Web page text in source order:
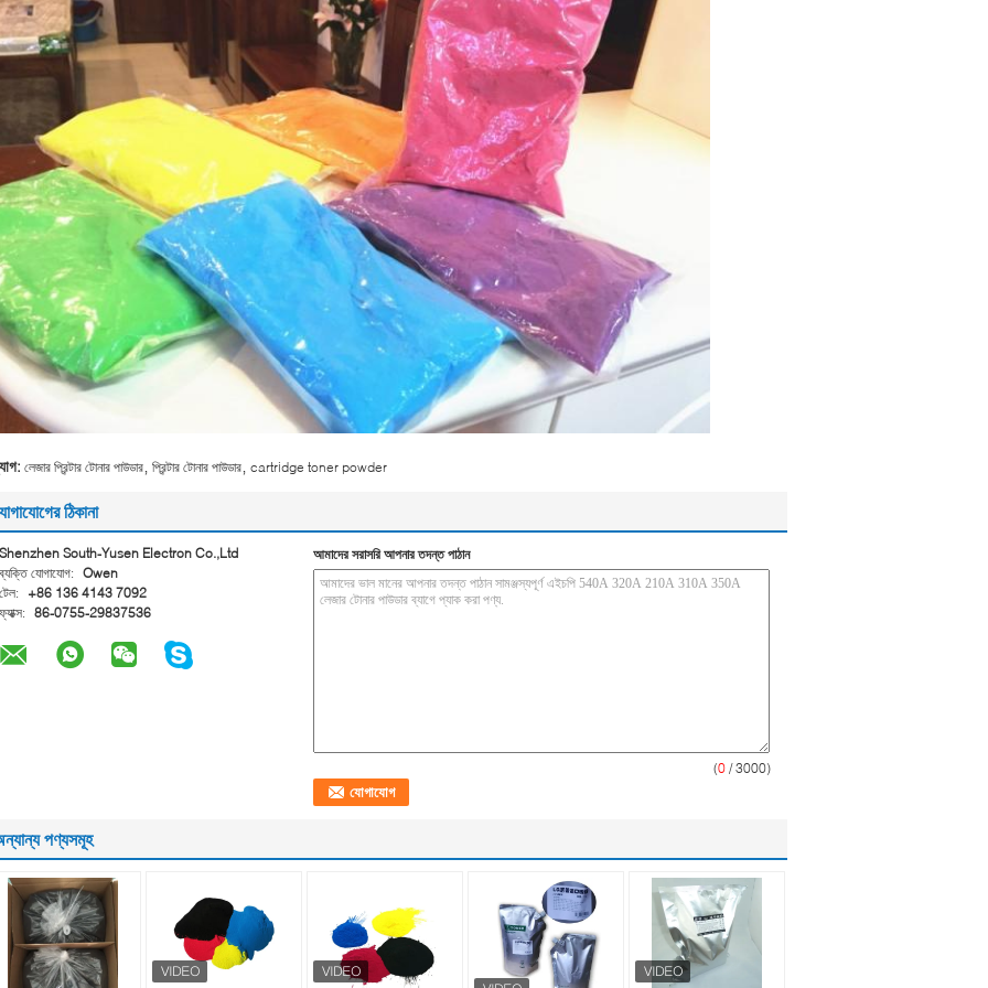
লেজার প্রিন্টার টোনার পাউডার প্রিন্টার টোনার পাউডার cartridge toner powder
ঠিকানা
Shenzhen South-Yusen Electron Co.,Ltd
ব্যক্তি যোগাযোগ: Owen
টেল:
+86 136 4143 7092
ফ্যাক্স: 86-0755-29837536
আমাদের সরাসরি আপনার তদন্ত পাঠান
(0 / 3000)
পণ্যসমূহ